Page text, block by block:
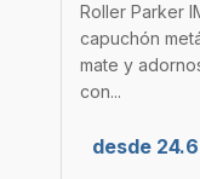
Roller Parker
capuchón
mate y
con...
desde